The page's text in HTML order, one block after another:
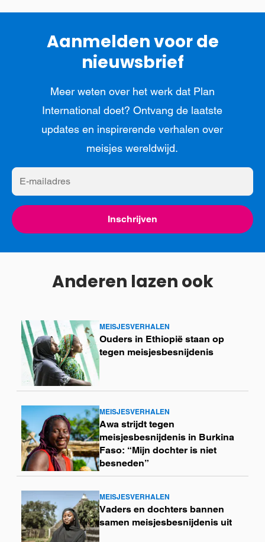
Aanmelden voor de
nieuwsbrief
Meer weten over het werk dat Plan
International doet? Ontvang de laatste
updates en inspirerende verhalen over
meisjes wereldwijd.
E-
mailadres
Inschrijven
Anderen lazen ook
MEISJESVERHALEN
Ouders in Ethiopië staan op
tegen meisjesbesnijdenis
Lees
meer
MEISJESVERHALEN
Awa strijdt tegen
meisjesbesnijdenis in Burkina
Faso: “Mijn dochter is niet
besneden”
Lees
meer
MEISJESVERHALEN
Vaders en dochters bannen
samen meisjesbesnijdenis uit
Lees
meer